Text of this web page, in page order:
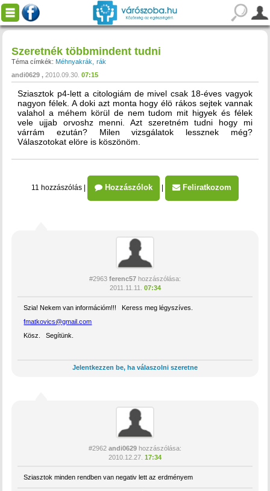
Szeretnék többmindent tudni
Téma címkék: Méhnyakrák
rák
andi0629
2010.09.30. 07:15
Sziasztok p4-lett a citologiám de mivel csak 18-éves vagyok
nagyon félek. A doki azt monta hogy élö rákos sejtek vannak
valahol a méhem körül de nem tudom mit higyek és félek
vele ujjab orvoshz menni. Azt szeretném tudni hogy mi
várrám ezután? Milen vizsgálatok lessznek még?
Válaszotokat elöre is köszönöm.
11 hozzászólás Hozzászólok Feliratkozom
#2963 ferenc57 hozzászólása:
2011.11.11.
07:34
Szia! Nekem van információm!!! Keress meg légyszíves.
fmatkovics@gmail.com
Kösz. Segítünk.
Jelentkezzen be, ha válaszolni szeretne
#2962 andi0629 hozzászólása:
2010.12.27. 17:34
Sziasztok minden rendben van negativ lett az erdményem